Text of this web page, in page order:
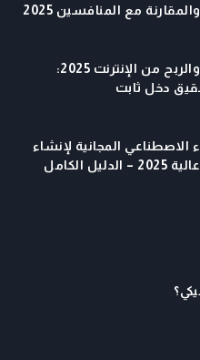
مع المنافسين 2025
الذكاء الاصطناعي والربح من الإنترنت 2025:
دخل ثابت
الاصطناعي المجانية لإنشاء
صور واقعية بدقة عالية 2025 – الدليل الكامل